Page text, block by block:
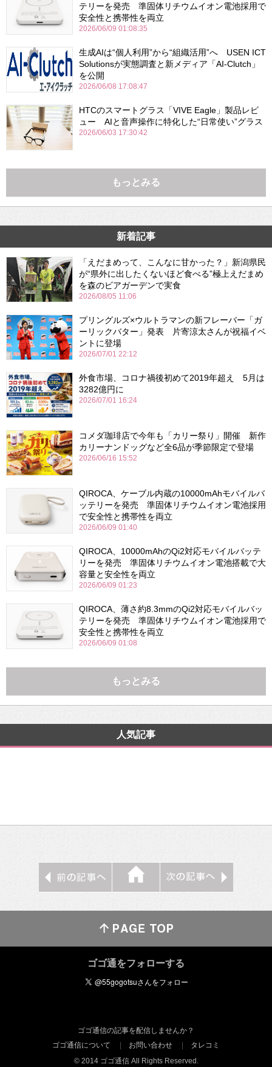
テリーを発売 準固体リチウムイオン電池採用で
安全性と携帯性を両立
2026/06/09 01:08:35
生成AIは“個人利用”から“組織活用”へ USEN ICT
Solutionsが実態調査と新メディア「AI-Clutch」
を公開
2026/06/08 17:08:47
HTCのスマートグラス「VIVE Eagle」製品レビ
ュー AIと音声操作に特化した“日常使い”グラス
2026/06/03 17:30:42
もっとみる
新着記事
「えだまめって、こんなに甘かった？」新潟県民
が“県外に出したくないほど食べる”極上えだまめ
を森のビアガーデンで実食
2026/08/05 11:06
プリングルズ×ウルトラマンの新フレーバー「ガ
ーリックバター」発表 片寄涼太さんが祝福イベ
ントに登場
2026/07/01 22:12
外食市場、コロナ禍後初めて2019年超え 5月は
3282億円に
2026/07/01 16:24
コメダ珈琲店で今年も「カリー祭り」開催 新作
カリーナンドッグなど全6品が季節限定で登場
2026/06/16 15:52
QIROCA、ケーブル内蔵の10000mAhモバイルバ
ッテリーを発売 準固体リチウムイオン電池採用
で安全性と携帯性を両立
2026/06/09 01:40
QIROCA、10000mAhのQi2対応モバイルバッテ
リーを発売 準固体リチウムイオン電池搭載で大
容量と安全性を両立
2026/06/09 01:23
QIROCA、薄さ約8.3mmのQi2対応モバイルバッ
テリーを発売 準固体リチウムイオン電池採用で
安全性と携帯性を両立
2026/06/09 01:08
もっとみる
人気記事
ゴゴ通をフォローする
ゴゴ通信の記事を配信しませんか？
ゴゴ通信について
お問い合わせ
タレコミ
© 2014 ゴゴ通信 All Rights Reserved.